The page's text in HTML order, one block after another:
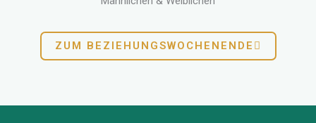
ZUM BEZIEHUNGSWOCHENENDE